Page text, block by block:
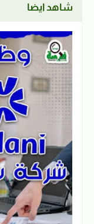
شاهد ايضا